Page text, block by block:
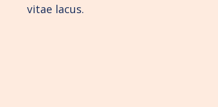
vitae lacus.